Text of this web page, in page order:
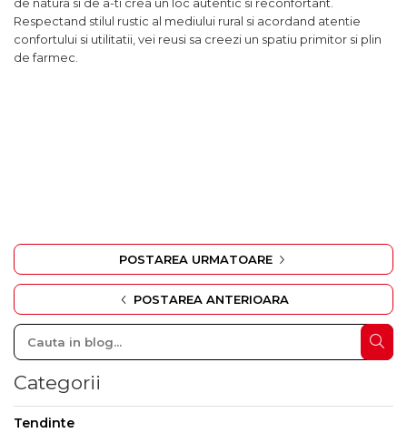
de natura si de a-ti crea un loc autentic si reconfortant.
Respectand stilul rustic al mediului rural si acordand atentie
confortului si utilitatii, vei reusi sa creezi un spatiu primitor si plin
de farmec.
POSTAREA URMATOARE
POSTAREA ANTERIOARA
Categorii
Tendinte